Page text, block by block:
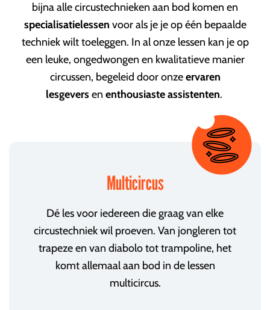
bijna alle circustechnieken aan bod komen en
specialisatielessen voor als je je op één bepaalde
techniek wilt toeleggen. In al onze lessen kan je op
een leuke, ongedwongen en kwalitatieve manier
circussen, begeleid door onzeervaren
lesgevers en enthousiaste assistenten.
Multicircus
Dé les voor iedereen die graag van elke
circustechniek wil proeven. Van jongleren tot
trapeze en van diabolo tot trampoline, het
komt allemaal aan bod in de lessen
multicircus.